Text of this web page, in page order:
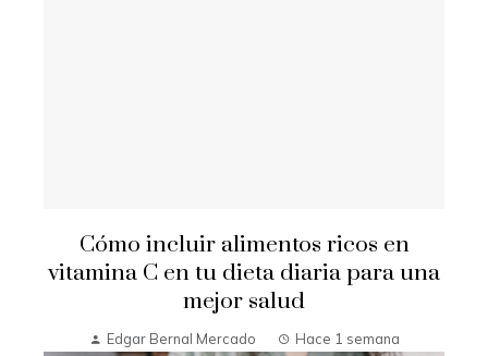
Cómo incluir alimentos ricos en
vitamina C en tu dieta diaria para una
mejor salud
Edgar Bernal Mercado Hace 1 semana